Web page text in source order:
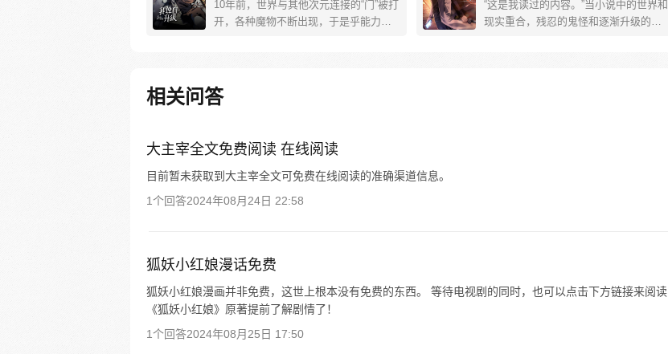
10年前，世界与其他次元连接的“门”被打
开，各种魔物不断出现，于是乎能力各
战。生死存亡之际，他居然获得了升级
系统！在系统的利用下，他能成为最强
“这是我读过的内容。”当小说中的世界和
现实重合，残忍的鬼怪和逐渐升级的逃
相关问答
大主宰全文免费阅读 在线阅读
目前暂未获取到大主宰全文可免费在线阅读的准确渠道信息。
1个回答2024年08月24日 22:58
狐妖小红娘漫话免费
狐妖小红娘漫画并非免费，这世上根本没有免费的东西。 等待电视剧的同时，也可以点击下方链接来阅读
《狐妖小红娘》原著提前了解剧情了！
1个回答2024年08月25日 17:50